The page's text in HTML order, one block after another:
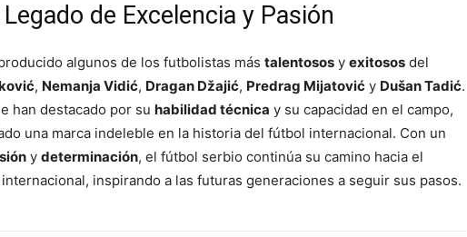
de Excelencia y Pasión
algunos de los futbolistas más talentosos y exitosos del
, Nemanja Vidić, Dragan Džajić, Predrag Mijatović y Dušan Tadić.
han destacado por su habilidad técnica y su capacidad en el campo,
una marca indeleble en la historia del fútbol internacional. Con un
y determinación, el fútbol serbio continúa su camino hacia el
inspirando a las futuras generaciones a seguir sus pasos.